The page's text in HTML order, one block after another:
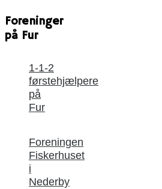
Foreninger
på Fur
1-1-2
førstehjælpere
på
Fur
Foreningen
Fiskerhuset
i
Nederby